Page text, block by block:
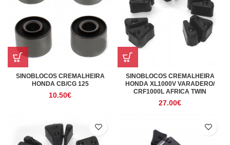
SINOBLOCOS CREMALHEIRA
HONDA CB/CG 125
10.50€
SINOBLOCOS CREMALHEIRA
HONDA XL1000V VARADERO/
CRF1000L AFRICA TWIN
27.00€